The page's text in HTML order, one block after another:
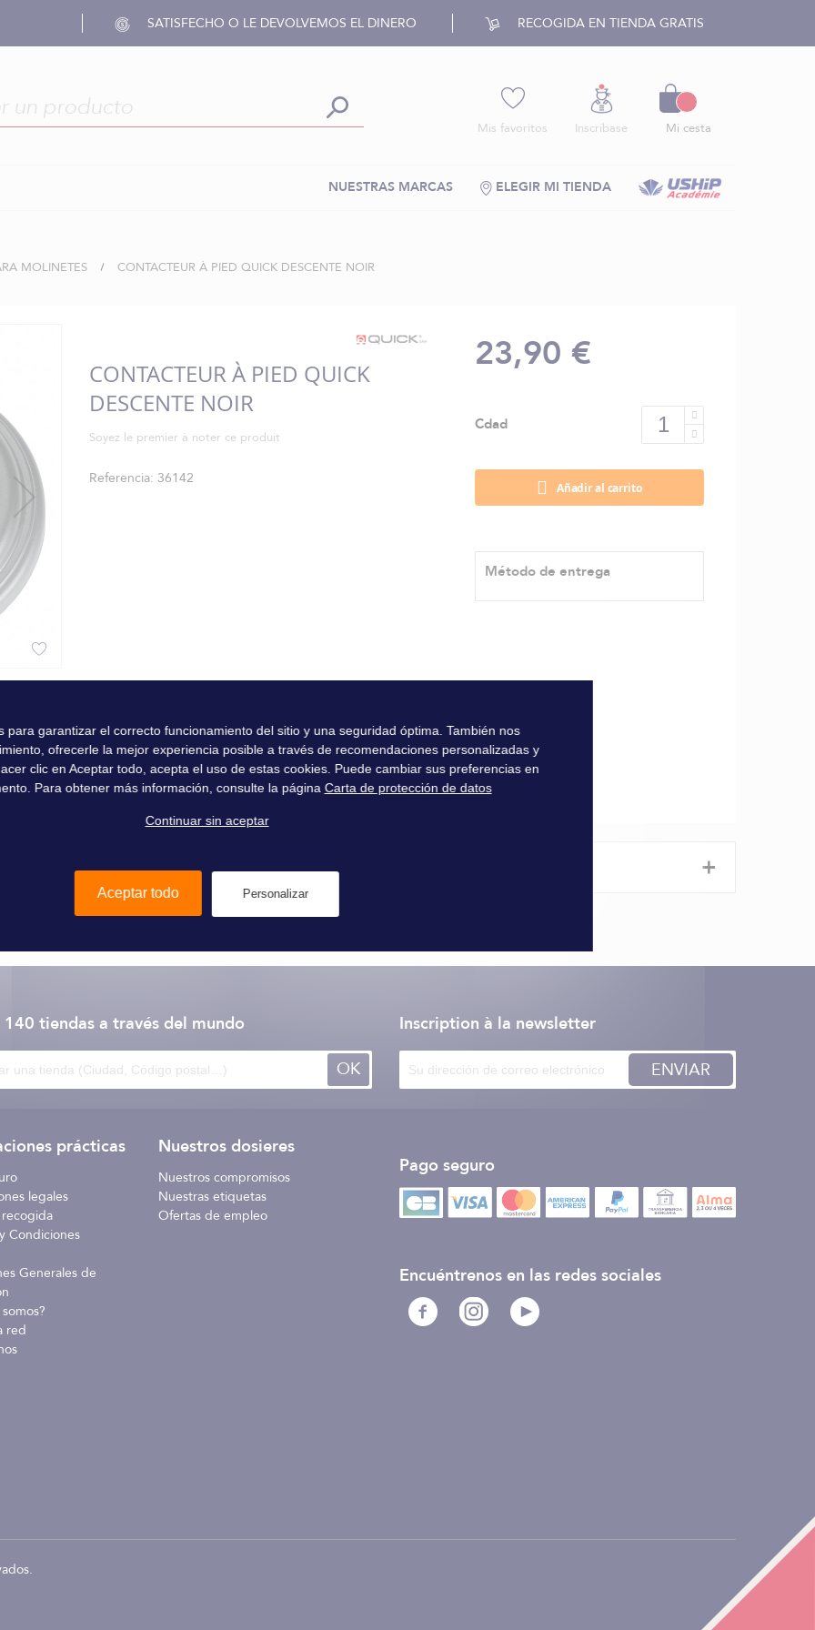
SATISFECHO O LE DEVOLVEMOS EL DINERO RECOGIDA EN TIENDA GRATIS
Mis favoritos Inscríbase Mi cesta
ELEGIR MI TIENDA
NUESTRAS MARCAS
MOLINETES CONTACTEUR À PIED QUICK DESCENTE NOIR
CONTACTEUR À PIED QUICK
DESCENTE NOIR
Soyez le premier à noter ce produit
Referencia 36142
23,90 €
Cdad
Añadir al carrito
Método de entrega
+
140 tiendasa través del mundo
OK
prácticas
legales
Condiciones
Generales de
red
Nuestros dosieres
Nuestros compromisos
Nuestras etiquetas
Ofertas de empleo
Inscription à la newsletter
ENVIAR
Pago seguro
Encuéntrenos en las redes sociales
para garantizar el correcto funcionamiento del sitio y una seguridad óptima. También nos
ofrecerle la mejor experiencia posible a través de recomendaciones personalizadas y
clic en Aceptar todo, acepta el uso de estas cookies. Puede cambiar sus preferencias en
Para obtener más información, consulte la página Carta de protección de datos
Continuar sin aceptar
Aceptar todo Personalizar